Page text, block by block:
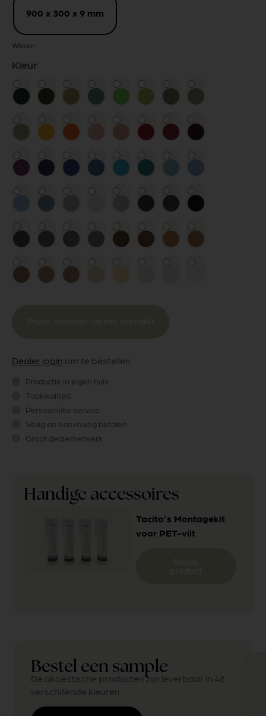
900 x 300 x 9 mm
Wissen
Kleur
Dealer login om te bestellen
Productie in eigen huis
Topkwaliteit
Persoonlijke service
Veilig en eenvoudig betalen
Groot dealernetwerk
Handige accessoires
Tacito’s Montagekit
voor PET-vilt
Bestel een sample
De akoestische producten zijn leverbaar in 48
verschillende kleuren.